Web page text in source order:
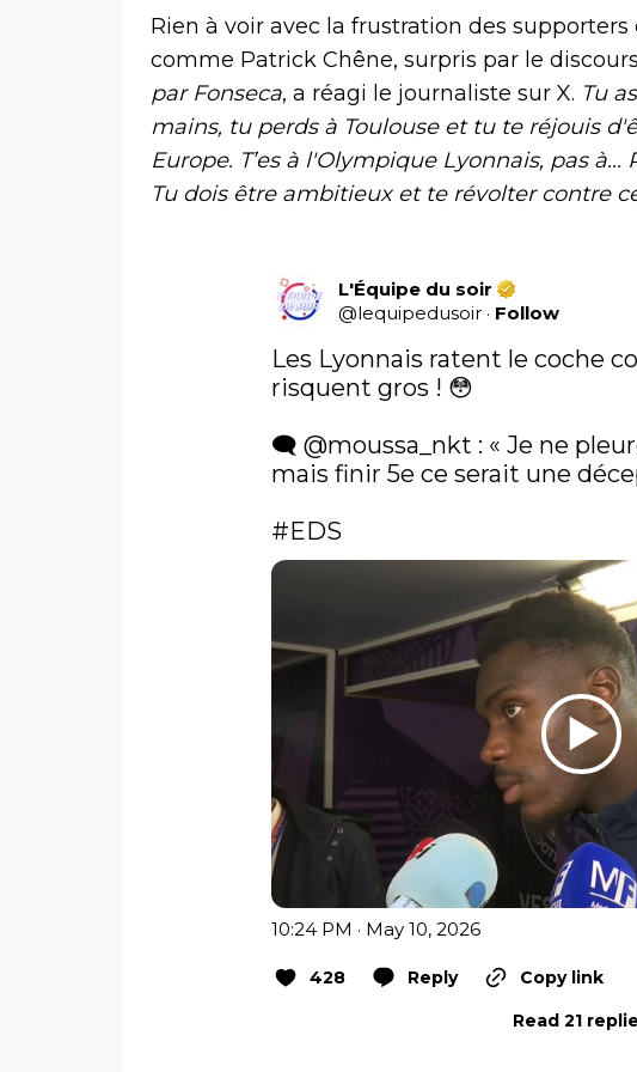
Rien à voir avec la frustration des
comme Patrick Chêne, surpris par le
par Fonseca, a réagi le journaliste sur X. Tu
mains, tu perds à Toulouse et tu te réjouis
Europe. T’es à l'Olympique Lyonnais, pas
Tu dois être ambitieux et te révolter contre
L'Équipe du soir
@lequipedusoir · Follow
Les Lyonnais ratent le coche
risquent gros ! 😳
🗨️ @moussa_nkt : « Je ne
mais finir 5e ce serait une
#EDS
10:24 PM · May 10, 2026
428 Reply
Copy link
Read 21